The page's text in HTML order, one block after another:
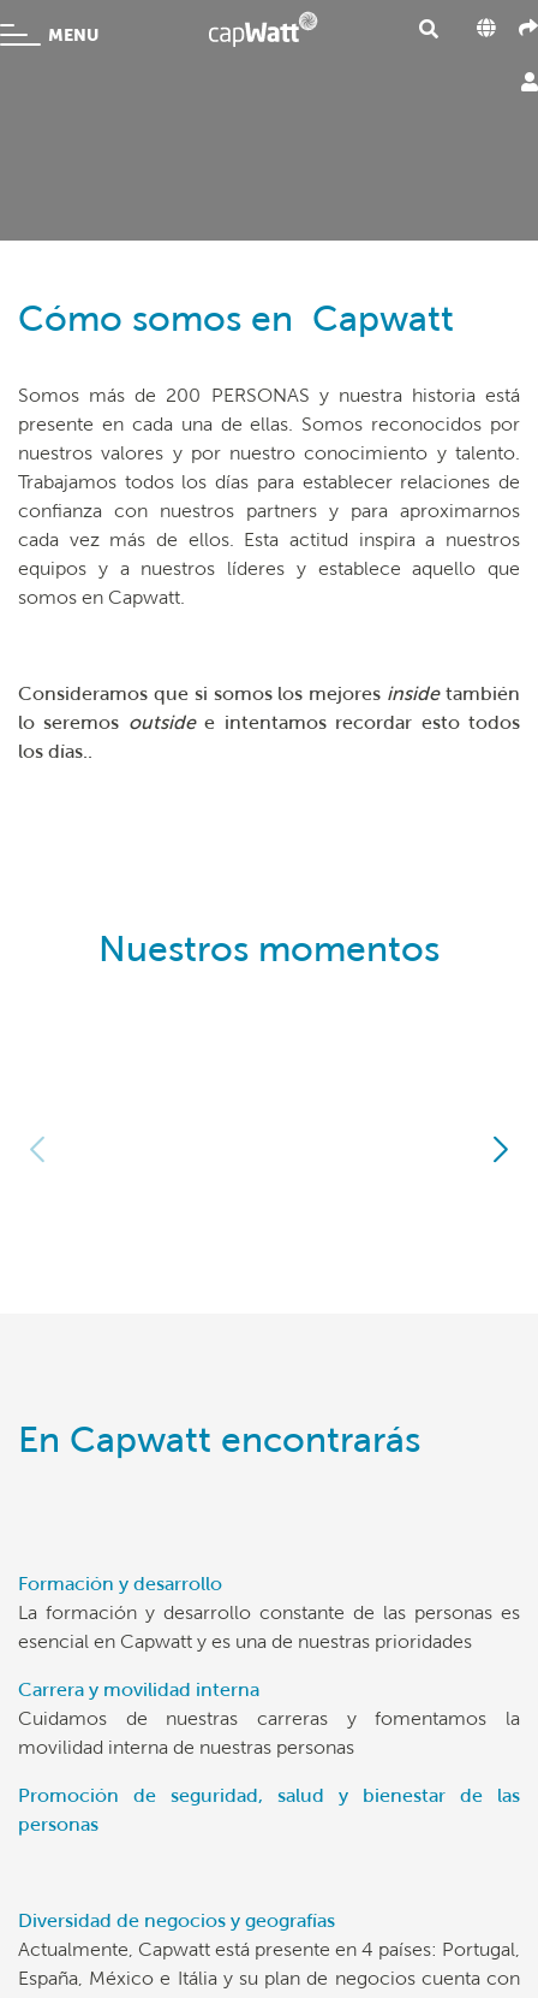
MENU
Cómo somos en Capwatt
Somos más de 200 PERSONAS y nuestra historia está
presente en cada una de ellas. Somos reconocidos por
nuestros valores y por nuestro conocimiento y talento.
Trabajamos todos los días para establecer relaciones de
confianza con nuestros partners y para aproximarnos
cada vez más de ellos. Esta actitud inspira a nuestros
equipos y a nuestros líderes y establece aquello que
somos en Capwatt.
Consideramos que si somos los mejores insidetambién
lo seremos outsidee intentamos recordar esto todos
los días..
Nuestros momentos
En Capwatt encontrarás
Formación y desarrollo
La formación y desarrollo constante de las personas es
esencial en Capwatt y es una de nuestras prioridades
Carrera y movilidad interna
Cuidamos de nuestras carreras y fomentamos la
movilidad interna de nuestras personas
Promoción de seguridad, salud y bienestar de las
personas
Diversidad de negocios y geografías
Actualmente, Capwatt está presente en 4 países: Portugal,
España, México e Itália y su plan de negocios cuenta con